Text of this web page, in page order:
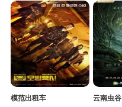
模范出租车 云南虫谷